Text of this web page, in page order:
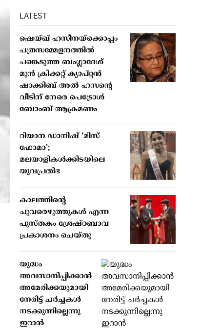
LATEST
ഷെയ്ഖ് ഹസീനയ്‌ക്കൊപ്പം
പത്രസമ്മേളനത്തില്‍
പങ്കെടുത്ത ബംഗ്ലാദേശ്
മുന്‍ ക്രിക്കറ്റ് ക്യാപ്റ്റന്‍
ഷാക്കിബ് അല്‍ ഹസന്റെ
വീടിന് നേരെ പെട്രോള്‍
ബോംബ് ആക്രമണം
റിയാന ഡാനിഷ് ‘മിസ്
ഫോമാ’;
മലയാളികള്‍ക്കിടയിലെ
യുവപ്രതിഭ
കാലത്തിന്റെ
ചുവരെഴുത്തുകള്‍ എന്ന
പുസ്തകം ശ്രേഷ്ഠബാവ
പ്രകാശനം ചെയ്തു
യുദ്ധം
അവസാനിപ്പിക്കാന്‍
അമേരിക്കയുമായി
നേരിട്ട് ചര്‍ച്ചകള്‍
നടക്കുന്നില്ലെന്നു
ഇറാന്‍